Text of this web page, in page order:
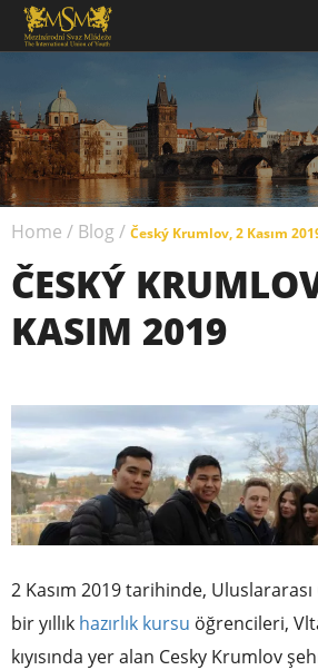
Home / Blog / Český Krumlov, 2 Kasım
ČESKÝ
KASIM 2019
2 Kasım 2019 tarihinde,
bir yıllık hazırlık kursu öğrencileri,
kıyısında yer alan Cesky Krumlov